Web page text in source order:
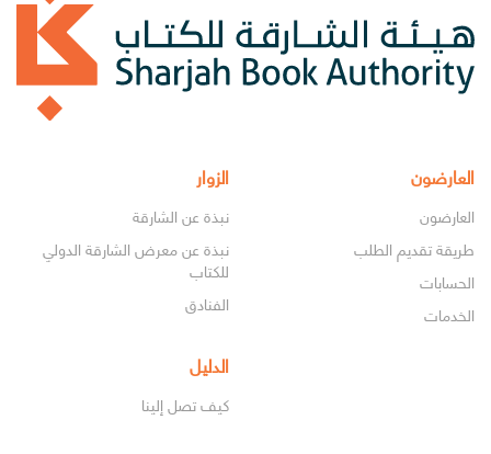
العارضون
العارضون
طريقة تقديم الطلب
الحسابات
الخدمات
الزوار
نبذة عن الشارقة
نبذة عن معرض الشارقة الدولي
للكتاب
الفنادق
الدليل
كيف تصل إلينا